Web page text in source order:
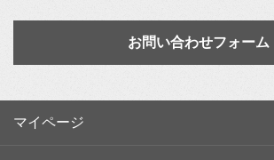
お問い合わせフォーム
マイページ